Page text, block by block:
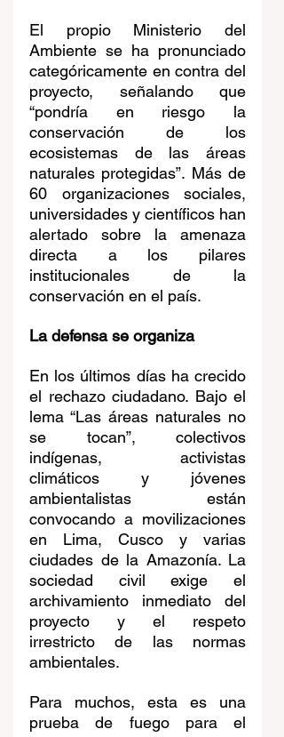
El propio Ministerio del
Ambiente se ha pronunciado
categóricamente en contra del
proyecto, señalando que
“pondría en riesgo la
conservación de los
ecosistemas de las áreas
naturales protegidas”. Más de
60 organizaciones sociales,
universidades y científicos han
alertado sobre la amenaza
directa a los pilares
institucionales de la
conservación en el país.
La defensa se organiza
En los últimos días ha crecido
el rechazo ciudadano. Bajo el
lema “Las áreas naturales no
se tocan”, colectivos
indígenas, activistas
climáticos y jóvenes
ambientalistas están
convocando a movilizaciones
en Lima, Cusco y varias
ciudades de la Amazonía. La
sociedad civil exige el
archivamiento inmediato del
proyecto y el respeto
irrestricto de las normas
ambientales.
Para muchos, esta es una
prueba de fuego para el